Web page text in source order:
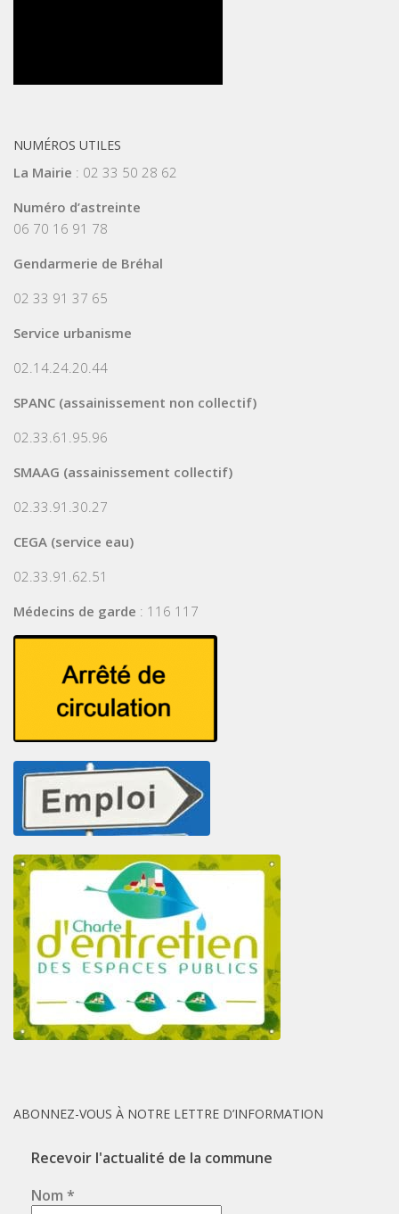
NUMÉROS UTILES
La Mairie : 02 33 50 28 62
Numéro d’astreinte
06 70 16 91 78
Gendarmerie de Bréhal
02 33 91 37 65
Service urbanisme
02.14.24.20.44
SPANC (assainissement non collectif)
02.33.61.95.96
SMAAG (assainissement collectif)
02.33.91.30.27
CEGA (service eau)
02.33.91.62.51
Médecins de garde : 116 117
ABONNEZ-VOUS À NOTRE LETTRE D’INFORMATION
Recevoir l'actualité de la commune
Nom *